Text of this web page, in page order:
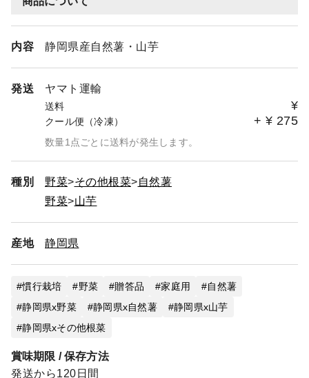
内容 静岡県産自然薯・山芋
発送 ヤマト運輸
送料 ¥
クール便（冷凍） + ¥ 275
数量1点ごとに送料が発生します。
種別 野菜 その他根菜
自然薯
野菜
山芋
産地 静岡県
慣行栽培 野菜 贈答品 家庭用
自然薯
静岡県x野菜
静岡県x自然薯
静岡県x山芋
静岡県xその他根菜
賞味期限 / 保存方法
発送から120日間